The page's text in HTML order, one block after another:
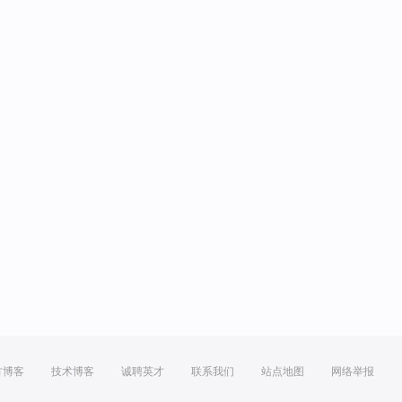
博客 技术博客 诚聘英才 联系我们 站点地图 网络举报